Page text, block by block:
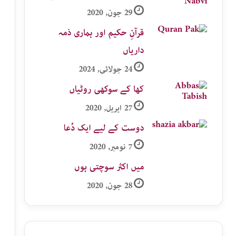
29 جون, 2020
قرآنِ حکیم اور ہماری ذمہ
داریاں
24 جولائی, 2024
کھا کے سوکھی روٹیاں
27 اپریل, 2020
دوست کے لیے ایک دُعا
7 نومبر, 2020
میں اکثر سوچتی ہوں
28 جون, 2020